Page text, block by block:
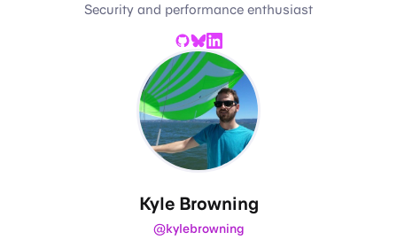
Security and performance enthusiast
GitHub
Bluesky
LinkedIn
Kyle Browning
@kylebrowning